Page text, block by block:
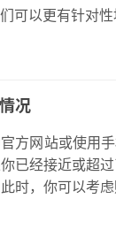
可以更有针对性
况
方网站或使用
已经接近或超
时，你可以考虑